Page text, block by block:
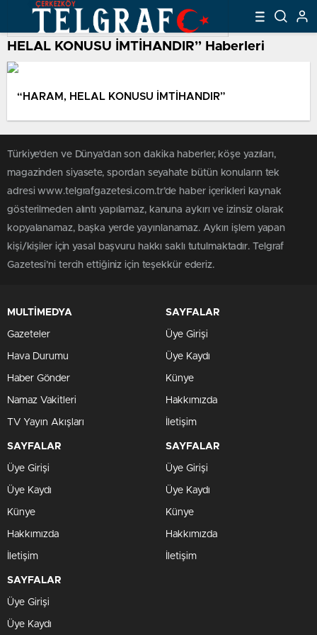
HELAL KONUSU İMTİHANDIR” Haberleri
“HARAM, HELAL KONUSU İMTİHANDIR”
Türkiye'den ve Dünya’dan son dakika haberler, köşe yazıları,
magazinden siyasete, spordan seyahate bütün konuların tek
adresi www.telgrafgazetesi.com.tr’de haber içerikleri kaynak
gösterilmeden alıntı yapılamaz, kanuna aykırı ve izinsiz olarak
kopyalanamaz, başka yerde yayınlanamaz. Aykırı işlem yapan
kişi/kişiler için yasal başvuru hakkı saklı tutulmaktadır. Telgraf
Gazetesi’ni tercih ettiğiniz için teşekkür ederiz.
MULTİMEDYA
Gazeteler
Hava Durumu
Haber Gönder
Namaz Vakitleri
TV Yayın Akışları
SAYFALAR
Üye Girişi
Üye Kaydı
Künye
Hakkımızda
İletişim
SAYFALAR
Üye Girişi
Üye Kaydı
Künye
Hakkımızda
İletişim
SAYFALAR
Üye Girişi
Üye Kaydı
Künye
Hakkımızda
İletişim
SAYFALAR
Üye Girişi
Üye Kaydı